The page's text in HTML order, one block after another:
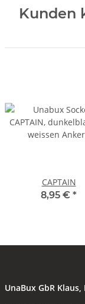
Kunden
CAPTAIN
8,95 € *
UnaBux GbR Klaus,